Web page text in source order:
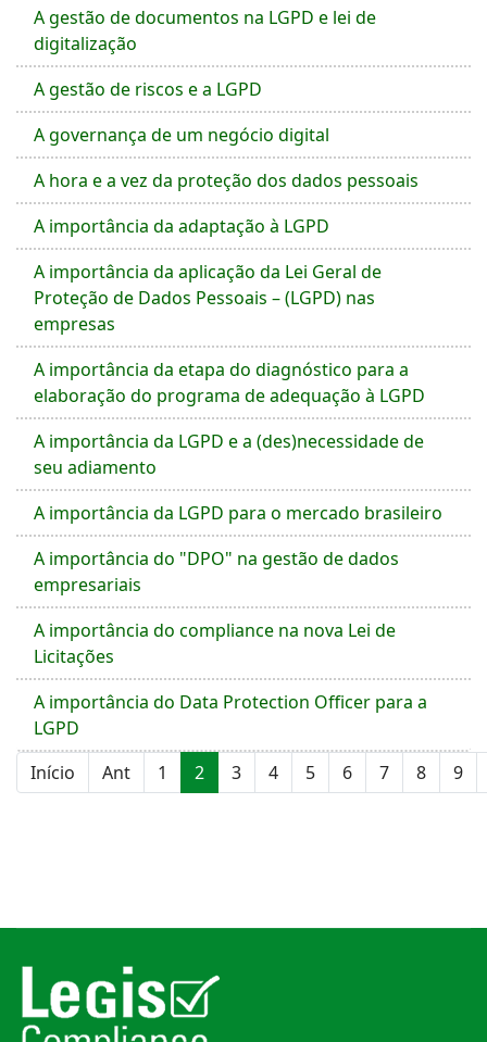
A gestão de documentos na LGPD e lei de
digitalização
A gestão de riscos e a LGPD
A governança de um negócio digital
A hora e a vez da proteção dos dados pessoais
A importância da adaptação à LGPD
A importância da aplicação da Lei Geral de
Proteção de Dados Pessoais – (LGPD) nas
empresas
A importância da etapa do diagnóstico para a
elaboração do programa de adequação à LGPD
A importância da LGPD e a (des)necessidade de
seu adiamento
A importância da LGPD para o mercado brasileiro
A importância do "DPO" na gestão de dados
empresariais
A importância do compliance na nova Lei de
Licitações
A importância do Data Protection Officer para a
LGPD
Página 2 de 41
Início Ant 1 2 3 4 5 6 7 8 9